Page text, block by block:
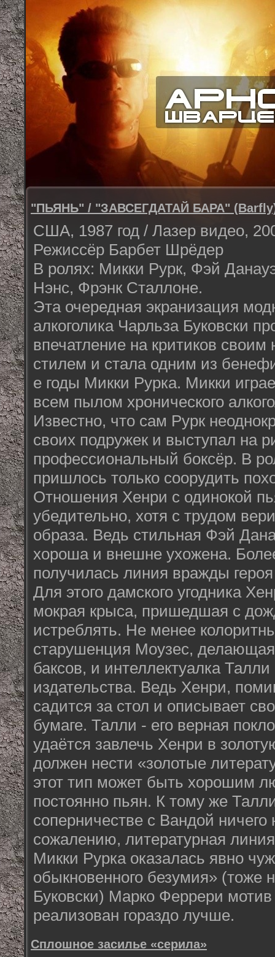
"ПЬЯНЬ" / "ЗАВСЕГДАТАЙ БАРА"
США, 1987 год / Лазер видeo,
Режиссёр Барбет Шрёдер
В ролях: Микки Рурк, Фэй
Нэнс, Фрэнк Сталлоне.
Эта очередная экранизация
алкоголика Чарльза Буковски
впечатление на критиков своим
стилем и стала одним из
е годы Микки Рурка. Микки
всем пылом хронического
Известно, что сам Рурк
своих подружек и выступал на
профессиональный боксёр. В
пришлось только соорудить
Отношения Хенри с одинокой
убедительно, хотя с трудом
образа. Ведь стильная Фэй
хороша и внешне ухожена.
получилась линия вражды
Для этого дамского угодника
мокрая крыса, пришедшая с
истреблять. Не менее
старушенция Моузес,
баксов, и интеллектуалка Талли
издательства. Ведь Хенри,
садится за стол и описывает
бумаге. Талли - его верная
удаётся завлечь Хенри в
должен нести «золотые
этот тип может быть хорошим
постоянно пьян. К тому же
соперничестве с Вандой ничего
сожалению, литературная
Микки Рурка оказалась явно
обыкновенного безумия» (тоже
Буковски) Марко Феррери мотив
реализован гораздо лучше.
Сплошное засилье «серила»